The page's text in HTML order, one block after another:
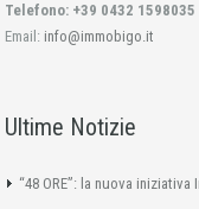
Telefono: +39 0432 1598035
Email: info@immobigo.it
Ultime Notizie
“48 ORE”: la nuova iniziativa